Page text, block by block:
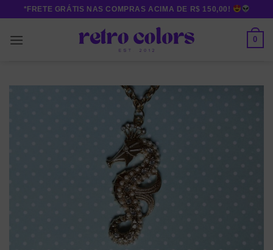
content
*FRETE GRÁTIS NAS COMPRAS ACIMA DE R$ 150,00!
0